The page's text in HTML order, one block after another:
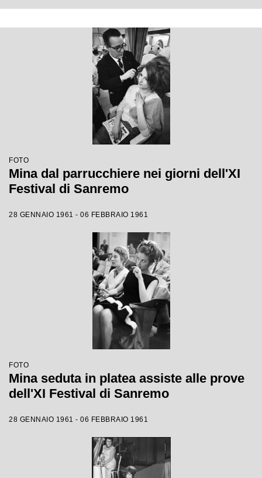
FOTO
Mina dal parrucchiere nei giorni dell'XI
Festival di Sanremo
28 GENNAIO 1961 - 06 FEBBRAIO 1961
FOTO
Mina seduta in platea assiste alle prove
dell'XI Festival di Sanremo
28 GENNAIO 1961 - 06 FEBBRAIO 1961